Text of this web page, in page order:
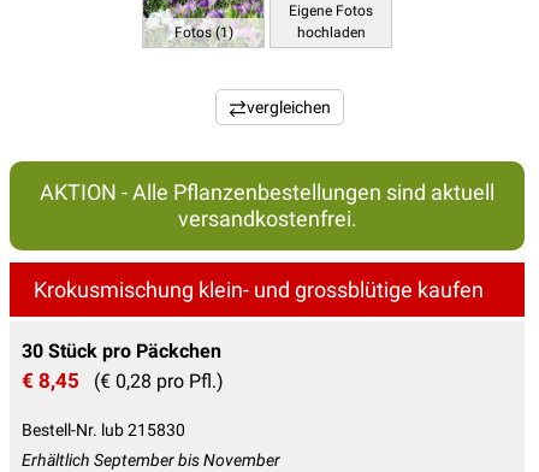
Fotos (1)
Eigene Fotos
hochladen
vergleichen
AKTION - Alle Pflanzenbestellungen sind aktuell
versandkostenfrei.
Krokusmischung klein- und grossblütige kaufen
30 Stück pro Päckchen
€ 8,45 (€ 0,28 pro Pfl.)
Bestell-Nr. lub 215830
Erhältlich September bis November